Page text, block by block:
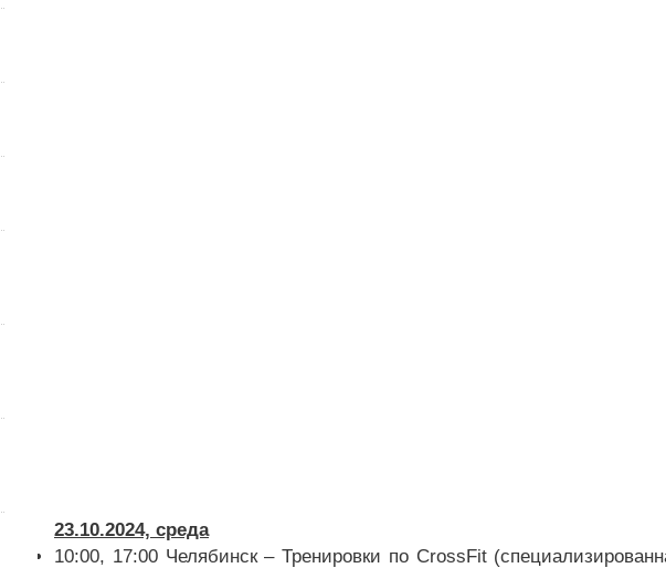
23.10.2024, среда
10:00, 17:00 Челябинск – Тренировки по CrossFit